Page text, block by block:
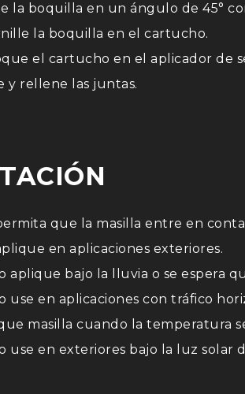
la boquilla en un ángulo de 45°
la boquilla en el cartucho.
el cartucho en el aplicador de
y rellene las juntas.
que la masilla entre en
en aplicaciones exteriores.
aplique bajo la lluvia o se espera
use en aplicaciones con tráfico
masilla cuando la temperatura
use en exteriores bajo la luz solar